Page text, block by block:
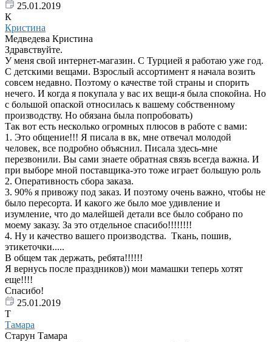
25.01.2019
К
Кристина
Медведева Кристина
Здравствуйте.
У меня свой интернет-магазин. С Турцией я работаю уже год.
С детскими вещами. Взрослый ассортимент я начала возить
совсем недавно. Поэтому о качестве той страны и спорить
нечего. И когда я покупала у вас их вещи-я была спокойна. Но
с большой опаской относилась к вашему собственному
производству. Но обязана была попробовать)
Так вот есть несколько огромных плюсов в работе с вами:
1. Это общение!!! Я писала в вк, мне отвечал молодой
человек, все подробно объяснил. Писала здесь-мне
перезвонили. Вы сами знаете обратная связь всегда важна. И
при выборе мной поставщика-это тоже играет большую роль
2. Оперативность сбора заказа.
3. 90% я привожу под заказ. И поэтому очень важно, чтобы не
было пересорта. И какого же было мое удивление и
изумление, что до малейшей детали все было собрано по
моему заказу. За это отдельное спасибо!!!!!!!!
4. Ну и качество вашего производства. Ткань, пошив,
этикеточки.....
В общем так держать, ребята!!!!!!
Я вернусь после праздников)) мои мамашки теперь хотят
еще!!!!
Спасибо!
25.01.2019
Т
Тамара
Старун Тамара